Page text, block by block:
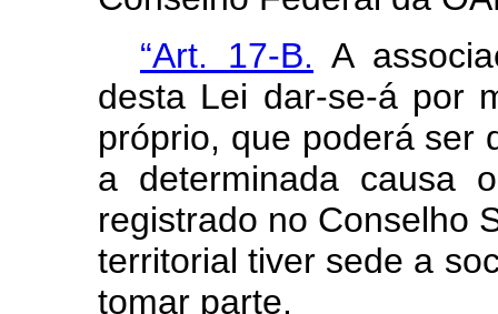
“Art. 17-B. A
desta Lei dar-se-á por
próprio, que poderá ser
a determinada causa
registrado no Conselho
territorial tiver sede a
tomar parte.